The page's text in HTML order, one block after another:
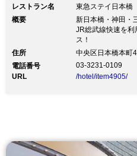
レストラン名
東急ステイ日本橋
概要
新日本橋・神田・
JR総武線快速を利
ス！
住所
中央区日本橋本町
電話番号
03-3231-0109
URL
/hotel/item4905/